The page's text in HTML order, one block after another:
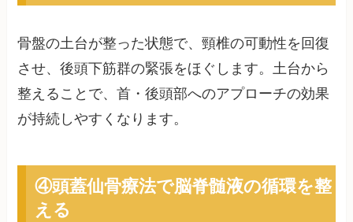
骨盤の土台が整った状態で、頸椎の可動性を回復
させ、後頭下筋群の緊張をほぐします。土台から
整えることで、首・後頭部へのアプローチの効果
が持続しやすくなります。
④頭蓋仙骨療法で脳脊髄液の循環を整
える